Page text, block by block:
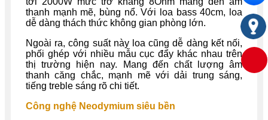
thanh mạnh mẽ, bùng nổ. Với loa bass 40cm, loa
dễ dàng thách thức không gian phòng lớn.
Ngoài ra, công suất này loa cũng dễ dàng kết nối,
phối ghép với nhiều mẫu cục đẩy khác nhau trên
thị trường hiện nay. Mang đến chất lượng âm
thanh căng chắc, mạnh mẽ với dải trung sáng,
tiếng treble sáng rõ chi tiết.
Công nghệ Neodymium siêu bền